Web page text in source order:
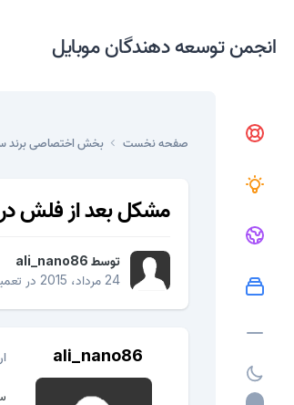
انجمن توسعه دهندگان موبایل
صفحه نخست بخش اختصاصی برند
مشکل بعد از فلش در i9301i
توسط ali_nano86
24 مرداد، 2015
در
ali_nano86